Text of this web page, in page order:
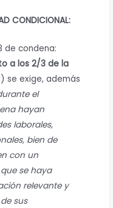
CONDICIONAL:
de condena:
a los 2/3 de la
se exige, además
el
hayan
laborales,
bien de
con un
se haya
relevante y
sus